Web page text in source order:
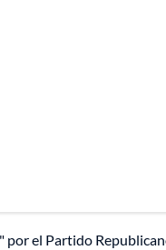
por el Partido